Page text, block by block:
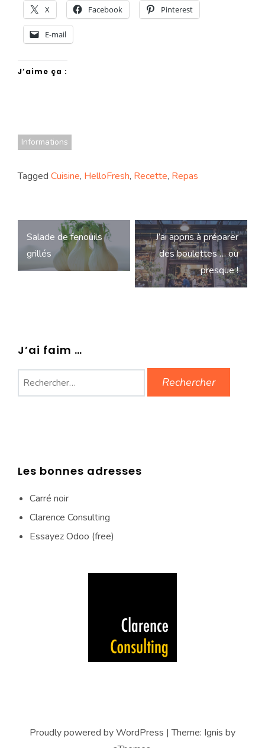
X Facebook Pinterest
E-mail
J’aime ça :
Informations
Tagged Cuisine, HelloFresh, Recette, Repas
Navigation
de
l’article
Salade de fenouils
grillés
J’ai appris à préparer
des boulettes … ou
presque !
J’ai faim …
Les bonnes adresses
Carré noir
Clarence Consulting
Essayez Odoo (free)
Proudly powered by WordPress |Theme: Ignis by